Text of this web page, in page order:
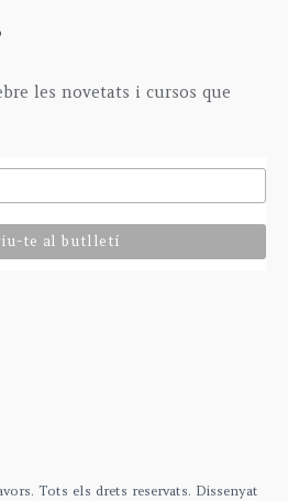
les novetats i cursos que
Tots els drets reservats. Dissenyat